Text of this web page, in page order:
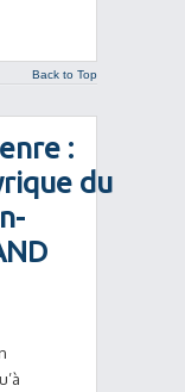
Back to Top
:
du